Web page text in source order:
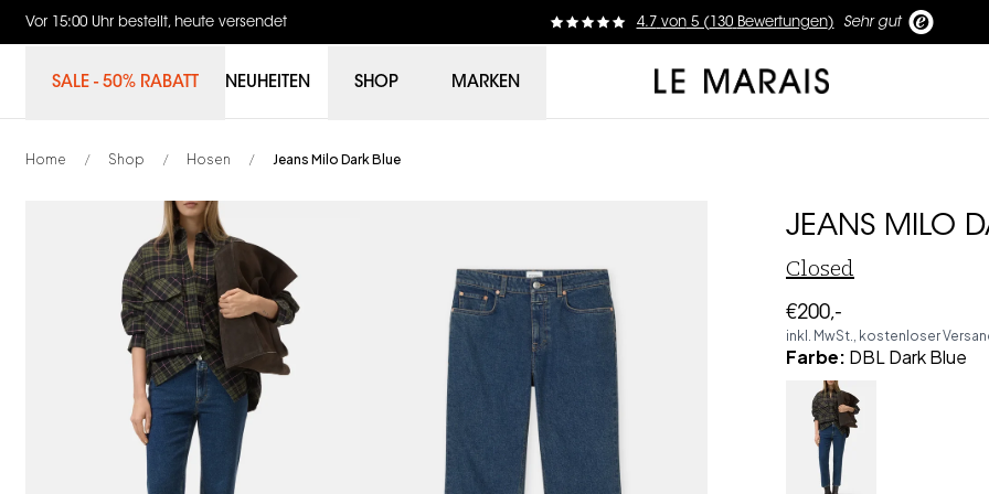
Vor 15:00 Uhr bestellt, heute versendet 4.7 von5 ( 130 Bewertungen) Sehr gut
SALE - 50% RABATT NEUHEITEN SHOP MARKEN Le Marais
Home / Shop / Hosen / Jeans Milo Dark Blue
JEANS MILO
Closed
€200,-
inkl. MwSt., kostenloser
Farbe: DBL Dark Blue